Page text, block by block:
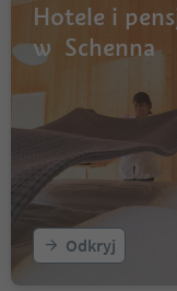
Hotele i
w Schenna
Odkryj